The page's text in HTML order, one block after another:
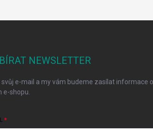
NEWSLETTER
svůj e-mail a my vám budeme zasílat informace
e-shopu.